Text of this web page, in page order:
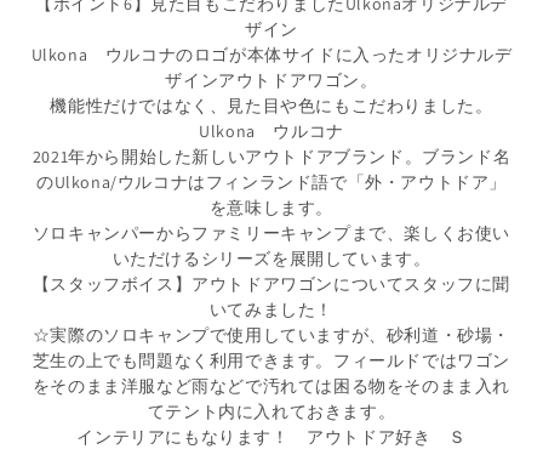
ザイン
Ulkona ウルコナのロゴが本体サイドに入ったオリジナルデ
ザインアウトドアワゴン。
機能性だけではなく、見た目や色にもこだわりました。
Ulkona ウルコナ
2021年から開始した新しいアウトドアブランド。ブランド名
のUlkona/ウルコナはフィンランド語で「外・アウトドア」
を意味します。
ソロキャンパーからファミリーキャンプまで、楽しくお使い
いただけるシリーズを展開しています。
【スタッフボイス】アウトドアワゴンについてスタッフに聞
いてみました！
☆実際のソロキャンプで使用していますが、砂利道・砂場・
芝生の上でも問題なく利用できます。フィールドではワゴン
をそのまま洋服など雨などで汚れては困る物をそのまま入れ
てテント内に入れておきます。
インテリアにもなります！ アウトドア好き Ｓ